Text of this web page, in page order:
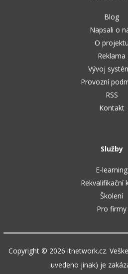
Blog
Napsali o
O projektu
Reklama
Vývoj
Provozní
RSS
Kontakt
Služby
E-learning
Rekvalifikační
Školení
Pro firmy
Copyright © 2026 itnetwork.cz.
uvedeno jinak) je